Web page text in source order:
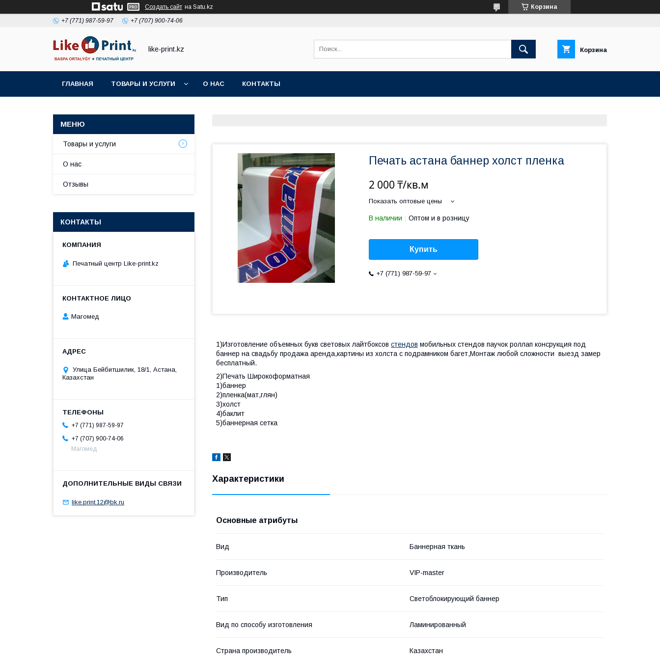
Создать сайт на Satu.kz Корзина
+7 (771) 987-59-97 +7 (707) 900-74-06
like-print.kz Корзина
ГЛАВНАЯ ТОВАРЫ И УСЛУГИ О НАС КОНТАКТЫ
Печать астана баннер холст пленка
2 000 ₸/кв.м
Показать оптовые цены
В наличии Оптом и в розницу
Купить
+7 (771) 987-59-97
1)Изготовление объемных букв световых лайтбоксов стендов мобильных стендов паучок роллап консрукция под
баннер на свадьбу продажа аренда,картины из холста с подрамником багет,Монтаж любой сложности выезд замер
бесплатный.
2)Печать Широкоформатная
1)баннер
2)пленка(мат,глян)
3)холст
4)баклит
5)баннерная сетка
Характеристики
Основные атрибуты
Вид Баннерная ткань
Производитель VIP-master
Тип Светоблокирующий баннер
Вид по способу изготовления Ламинированный
Страна производитель Казахстан
Товары и услуги
О нас
Отзывы
КОНТАКТЫ
Печатный центр Like-print.kz
Магомед
Улица Бейбитшилик, 18/1, Астана,
Казахстан
+7 (771) 987-59-97
+7 (707) 900-74-06
Магомед
like.print.12@bk.ru